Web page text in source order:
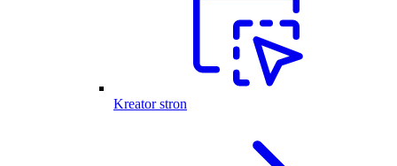
Kreator stron